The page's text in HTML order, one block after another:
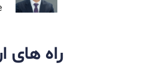
راه های